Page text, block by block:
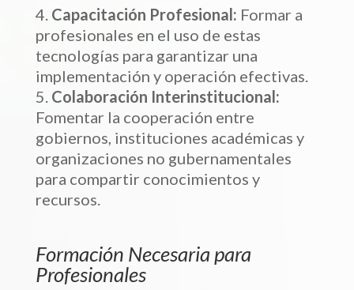
Capacitación Profesional: Formar a
profesionales en el uso de estas
tecnologías para garantizar una
implementación y operación efectivas.
Colaboración Interinstitucional:
Fomentar la cooperación entre
gobiernos, instituciones académicas y
organizaciones no gubernamentales
para compartir conocimientos y
recursos.
Formación Necesaria para
Profesionales